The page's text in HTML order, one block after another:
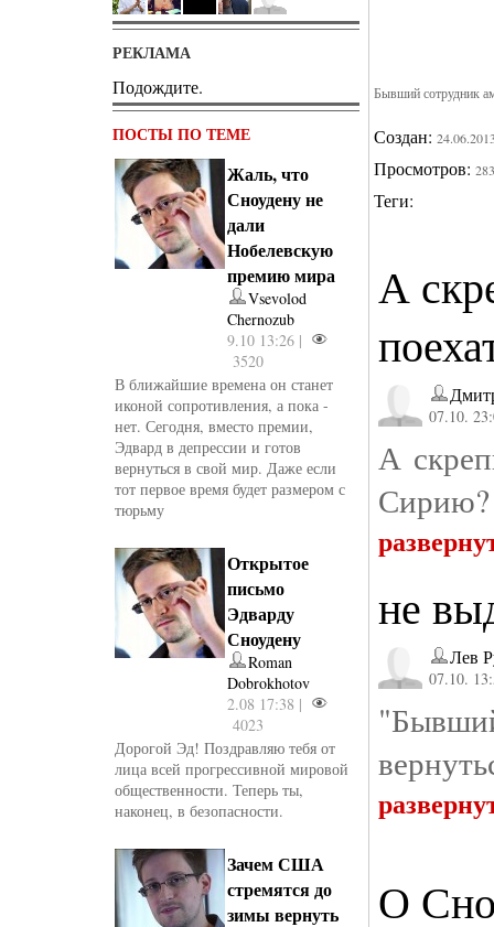
РЕКЛАМА
Подождите.
ПОСТЫ ПО ТЕМЕ
Жаль, что
Сноудену не
дали
Нобелевскую
премию мира
Vsevolod
Chernozub
9.10 13:26 |
3520
В ближайшие времена он станет
иконой сопротивления, а пока -
нет. Сегодня, вместо премии,
Эдвард в депрессии и готов
вернуться в свой мир. Даже если
тот первое время будет размером с
тюрьму
Открытое
письмо
Эдварду
Сноудену
Roman
Dobrokhotov
2.08 17:38 |
4023
Дорогой Эд! Поздравляю тебя от
лица всей прогрессивной мировой
общественности. Теперь ты,
наконец, в безопасности.
Зачем США
стремятся до
зимы вернуть
Бывший сотрудник
Создан:
Просмотров:
Теги:
А
07.10.
А
Сирию?
не
Лев
07.10.
О